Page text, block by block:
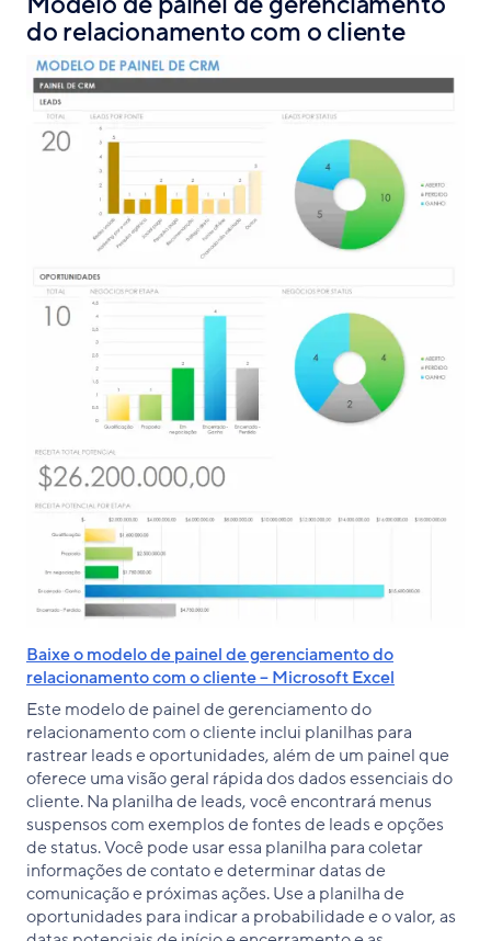
do relacionamento com o cliente
Baixe o modelo de painel de gerenciamento do
relacionamento com o cliente – Microsoft Excel
Este modelo de painel de gerenciamento do
relacionamento com o cliente inclui planilhas para
rastrear leads e oportunidades, além de um painel que
oferece uma visão geral rápida dos dados essenciais do
cliente. Na planilha de leads, você encontrará menus
suspensos com exemplos de fontes de leads e opções
de status. Você pode usar essa planilha para coletar
informações de contato e determinar datas de
comunicação e próximas ações. Use a planilha de
oportunidades para indicar a probabilidade e o valor, as